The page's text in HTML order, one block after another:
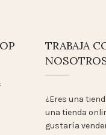
TRABAJA
¿Eres una
una tienda
gustaría